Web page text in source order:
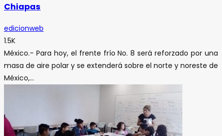
Chiapas
edicionweb
1.5K
México.- Para hoy, el frente frío No. 8 será reforzado por una
masa de aire polar y se extenderá sobre el norte y noreste de
México,...